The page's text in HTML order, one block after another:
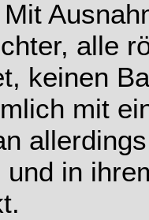
alle
keinen
mit
und in